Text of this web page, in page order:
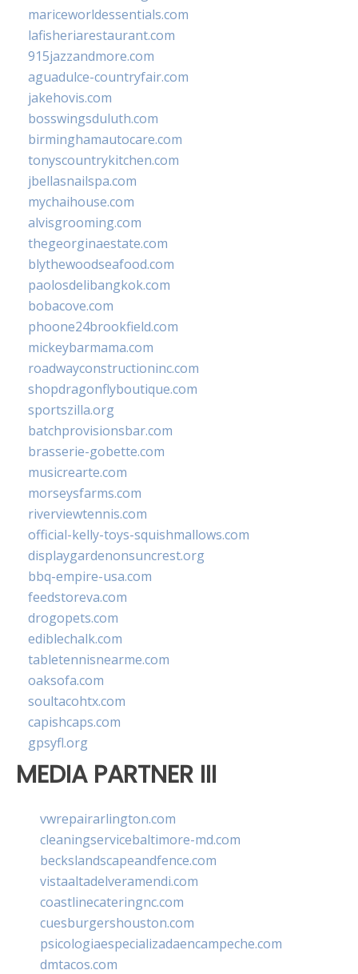
mariceworldessentials.com
lafisheriarestaurant.com
915jazzandmore.com
aguadulce-countryfair.com
jakehovis.com
bosswingsduluth.com
birminghamautocare.com
tonyscountrykitchen.com
jbellasnailspa.com
mychaihouse.com
alvisgrooming.com
thegeorginaestate.com
blythewoodseafood.com
paolosdelibangkok.com
bobacove.com
phoone24brookfield.com
mickeybarmama.com
roadwayconstructioninc.com
shopdragonflyboutique.com
sportszilla.org
batchprovisionsbar.com
brasserie-gobette.com
musicrearte.com
morseysfarms.com
riverviewtennis.com
official-kelly-toys-squishmallows.com
displaygardenonsuncrest.org
bbq-empire-usa.com
feedstoreva.com
drogopets.com
ediblechalk.com
tabletennisnearme.com
oaksofa.com
soultacohtx.com
capishcaps.com
gpsyfl.org
MEDIA PARTNER III
vwrepairarlington.com
cleaningservicebaltimore-md.com
beckslandscapeandfence.com
vistaaltadelveramendi.com
coastlinecateringnc.com
cuesburgershouston.com
psicologiaespecializadaencampeche.com
dmtacos.com